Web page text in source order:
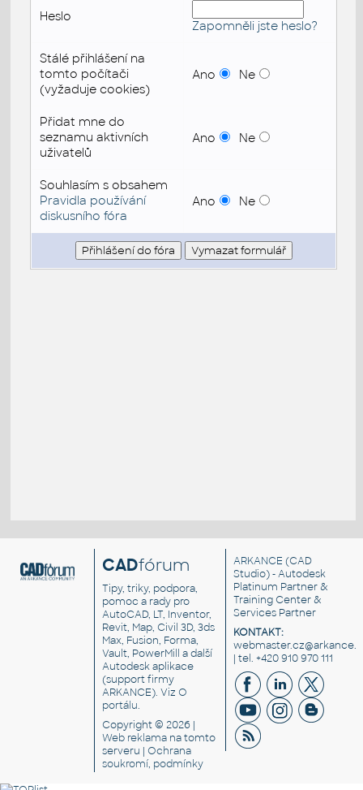
Heslo
Zapomněli jste heslo?
Stálé přihlášení na
tomto počítači
(vyžaduje cookies)
Ano Ne
Přidat mne do
seznamu aktivních
uživatelů
Ano Ne
Souhlasím s obsahem
Pravidla používání
diskusního fóra
Ano Ne
CADfórum
Tipy, triky, podpora,
pomoc a rady pro
AutoCAD, LT, Inventor,
Revit, Map, Civil 3D, 3ds
Max, Fusion, Forma,
Vault, PowerMill a další
Autodesk aplikace
(support firmy
ARKANCE). VizO
portálu.
Copyright © 2026 |
Web reklama na tomto
serveru |Ochrana
soukromí, podmínky
ARKANCE (CAD
Studio) - Autodesk
Platinum Partner &
Training Center &
Services Partner
KONTAKT:
| tel. +420 910 970 111